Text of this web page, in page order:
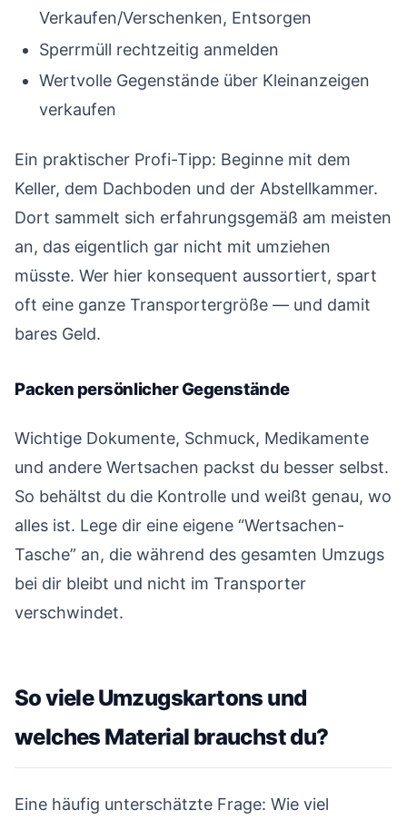
Verkaufen/Verschenken, Entsorgen
Sperrmüll rechtzeitig anmelden
Wertvolle Gegenstände über Kleinanzeigen
verkaufen
Ein praktischer Profi-Tipp: Beginne mit dem
Keller, dem Dachboden und der Abstellkammer.
Dort sammelt sich erfahrungsgemäß am meisten
an, das eigentlich gar nicht mit umziehen
müsste. Wer hier konsequent aussortiert, spart
oft eine ganze Transportergröße — und damit
bares Geld.
Packen persönlicher Gegenstände
Wichtige Dokumente, Schmuck, Medikamente
und andere Wertsachen packst du besser selbst.
So behältst du die Kontrolle und weißt genau, wo
alles ist. Lege dir eine eigene “Wertsachen-
Tasche” an, die während des gesamten Umzugs
bei dir bleibt und nicht im Transporter
verschwindet.
So viele Umzugskartons und
welches Material brauchst du?
Eine häufig unterschätzte Frage: Wie viel